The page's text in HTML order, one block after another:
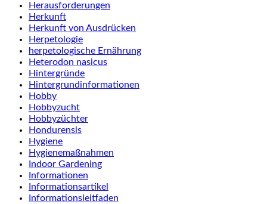
Herausforderungen
Herkunft
Herkunft von Ausdrücken
Herpetologie
herpetologische Ernährung
Heterodon nasicus
Hintergründe
Hintergrundinformationen
Hobby
Hobbyzucht
Hobbyzüchter
Hondurensis
Hygiene
Hygienemaßnahmen
Indoor Gardening
Informationen
Informationsartikel
Informationsleitfaden